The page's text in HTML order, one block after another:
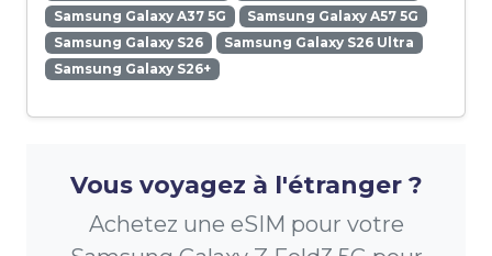
Samsung Galaxy A37 5G
Samsung Galaxy A57 5G
Samsung Galaxy S26
Samsung Galaxy S26 Ultra
Samsung Galaxy S26+
Vous voyagez à l'étranger ?
Achetez une eSIM pour votre